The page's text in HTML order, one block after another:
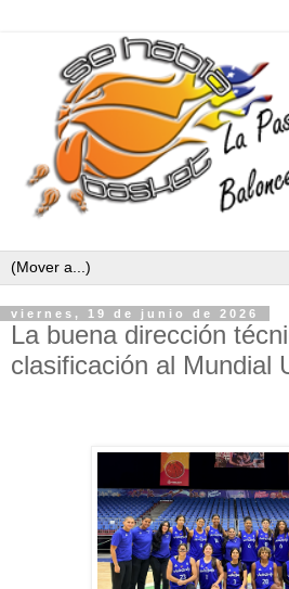
viernes, 19 de junio de 2026
La buena dirección
clasificación al Mundial